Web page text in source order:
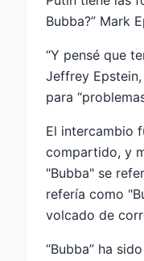
Bubba?” Mark
“Y pensé que
Jeffrey
para
El intercambio
compartido, y
"Bubba" se
refería como
volcado de
“Bubba” ha